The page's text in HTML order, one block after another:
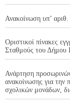
Ανακοίνωση υπ’
Οριστικοί πίνακες
Σταθμούς του Δήμου
Ανάρτηση
ανακοίνωσης για
σχολικών μονάδων,